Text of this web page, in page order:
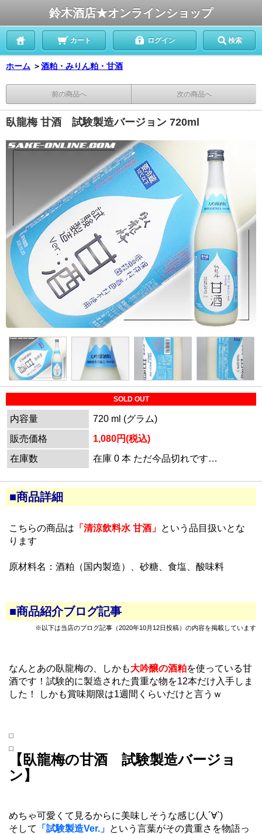
鈴木酒店★オンラインショップ
カート ログイン 検索
ホーム ＞酒粕・みりん粕・甘酒
前の商品へ 次の商品へ
臥龍梅 甘酒 試験製造バージョン 720ml
SOLD OUT
内容量
720 ml (グラム)
販売価格
1,080円(税込)
在庫数
在庫 0 本 ただ今品切れです…
■商品詳細
こちらの商品は 「清涼飲料水 甘酒」 という品目扱いとな
ります
原材料名：酒粕（国内製造）、砂糖、食塩、酸味料
■商品紹介ブログ記事
※以下は当店のブログ記事（2020年10月12日投稿）の内容を掲載しています
なんとあの臥龍梅の、しかも大吟醸の酒粕を使っている甘
酒です！試験的に製造された貴重な物を12本だけ入手しま
した！ しかも賞味期限は1週間くらいだけと言うｗ
【臥龍梅の甘酒 試験製造バージョ
ン】
めちゃ可愛くて見るからに美味しそうな感じ(人´∀`)
そして
「試験製造Ver.」 という言葉がその貴重さを物語っ